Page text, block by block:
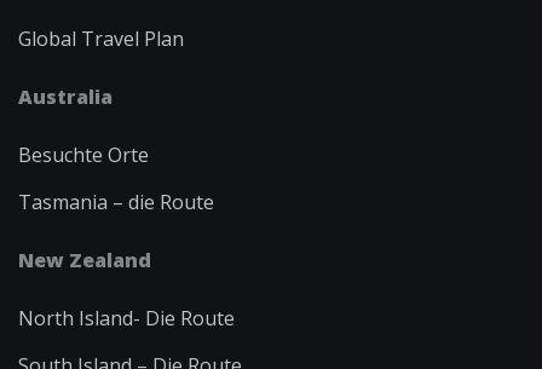
Global Travel Plan
Australia
Besuchte Orte
Tasmania – die Route
New Zealand
North Island- Die Route